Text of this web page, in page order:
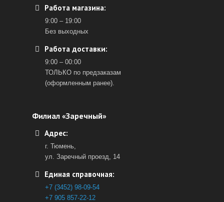
Работа магазина:
9:00 – 19:00
Без выходных
Работа доставки:
9:00 – 00:00
ТОЛЬКО по предзаказам
(оформленным ранее).
Филиал «Заречный»
Адрес:
г. Тюмень,
ул. Заречный проезд, 14
Единая справочная:
+7 (3452) 98-09-54
+7 905 857-22-12